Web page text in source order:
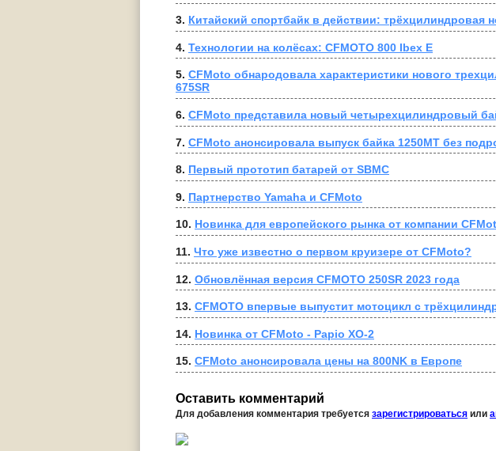
3. Китайский спортбайк в действии: трёхцилиндровая
4. Технологии на колёсах: CFMOTO 800 Ibex E
5. CFMoto обнародовала характеристики нового
675SR
6. CFMoto представила новый четырехцилиндровый
7. CFMoto анонсировала выпуск байка 1250MT без
8. Первый прототип батарей от SBMC
9. Партнерство Yamaha и CFMoto
10. Новинка для европейского рынка от компании
11. Что уже известно о первом круизере от CFMoto?
12. Обновлённая версия CFMOTO 250SR 2023 года
13. CFMOTO впервые выпустит мотоцикл с
14. Новинка от CFMoto - Papio XO-2
15. CFMoto анонсировала цены на 800NK в Европе
Оставить комментарий
Для добавления комментария требуется зарегистрироваться или